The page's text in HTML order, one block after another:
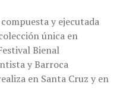
y ejecutada
única en
Bienal
y Barroca
en Santa Cruz y en